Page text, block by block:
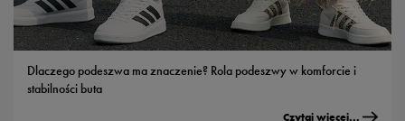
Dlaczego podeszwa ma znaczenie? Rola podeszwy w komforcie i
stabilności buta
Czytaj więcej...